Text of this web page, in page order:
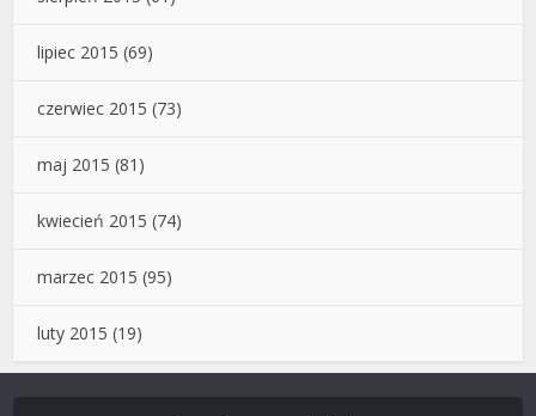
lipiec 2015 (69)
czerwiec 2015 (73)
maj 2015 (81)
kwiecień 2015 (74)
marzec 2015 (95)
luty 2015 (19)